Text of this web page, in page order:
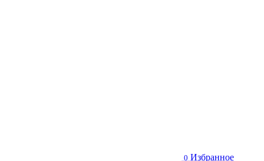
0 Избранное